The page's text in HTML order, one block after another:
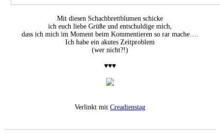
Mit diesen Schachbrettblumen schicke
ich euch liebe Grüße und entschuldige mich,
dass ich mich im Moment beim Kommentieren so rar mache….
Ich habe ein akutes Zeitproblem
(wer nicht?!)
♥♥♥
Verlinkt mit Creadienstag